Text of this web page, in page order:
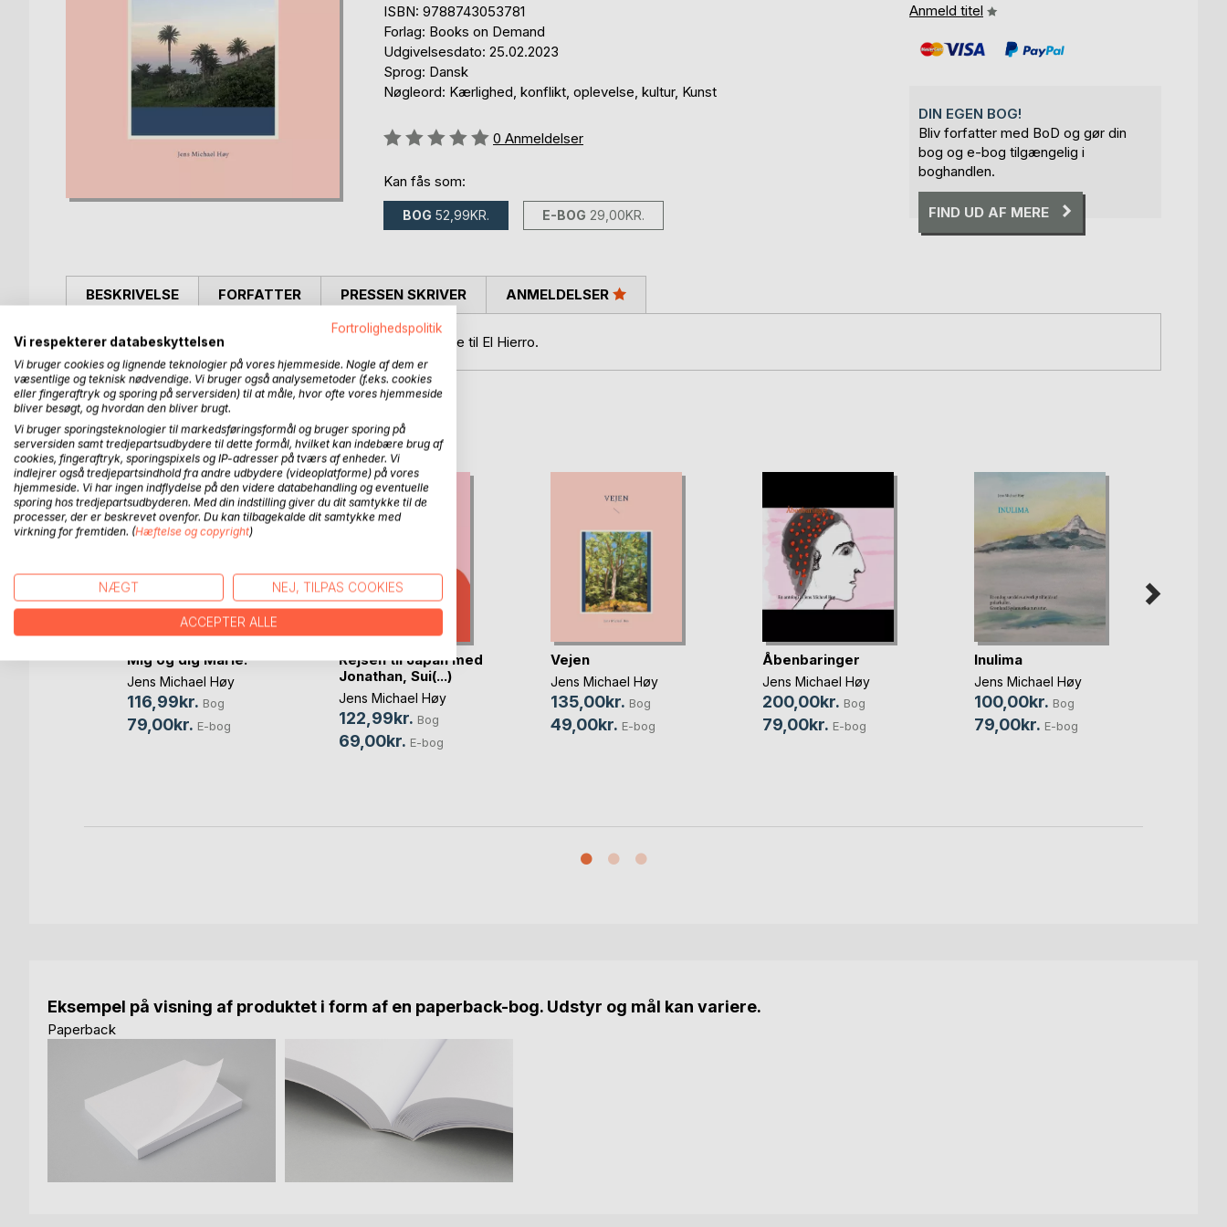
ISBN: 9788743053781
Forlag: Books on Demand
Udgivelsesdato: 25.02.2023
Sprog: Dansk
Nøgleord: Kærlighed, konflikt, oplevelse, kultur, Kunst
Anmeldelse::
0 Anmeldelser
Kan fås som:
BOG 52,99KR. E-BOG 29,00KR.
Anmeld titel
DIN EGEN BOG!
Bliv forfatter med BoD og gør din
bog og e-bog tilgængelig i
boghandlen.
FIND UD AF MERE
BESKRIVELSE
Beskrivelse af to ældre menneskers oplevelser på en rejse til El Hierro.
FORFATTER PRESSEN SKRIVER ANMELDELSER
FLERE TITLER HOSBoD
Mig og dig Marie.
Jens Michael Høy
116,99kr. Bog
79,00kr. E-bog
Rejsen til Japan med
Jonathan, Sui(...)
Jens Michael Høy
122,99kr. Bog
69,00kr. E-bog
Vejen
Jens Michael Høy
135,00kr. Bog
49,00kr. E-bog
Åbenbaringer
Jens Michael Høy
200,00kr. Bog
79,00kr. E-bog
Inulima
Jens Michael Høy
100,00kr. Bog
79,00kr. E-bog
Eksempel på visning af produktet i form af en paperback-bog. Udstyr og mål kan variere.
Paperback
Fortrolighedspolitik
Vi respekterer databeskyttelsen
Vi bruger cookies og lignende teknologier på vores hjemmeside. Nogle af dem er
væsentlige og teknisk nødvendige. Vi bruger også analysemetoder (f.eks. cookies
eller fingeraftryk og sporing på serversiden) til at måle, hvor ofte vores hjemmeside
bliver besøgt, og hvordan den bliver brugt.
Vi bruger sporingsteknologier til markedsføringsformål og bruger sporing på
serversiden samt tredjepartsudbydere til dette formål, hvilket kan indebære brug af
cookies, fingeraftryk, sporingspixels og IP-adresser på tværs af enheder. Vi
indlejrer også tredjepartsindhold fra andre udbydere (videoplatforme) på vores
hjemmeside. Vi har ingen indflydelse på den videre databehandling og eventuelle
sporing hos tredjepartsudbyderen. Med din indstilling giver du dit samtykke til de
processer, der er beskrevet ovenfor. Du kan tilbagekalde dit samtykke med
virkning for fremtiden. (Hæftelse og copyright)
NÆGT NEJ, TILPAS COOKIES
ACCEPTER ALLE